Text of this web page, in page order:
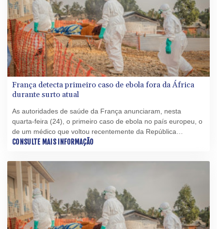
França detecta primeiro caso de ebola fora da África
durante surto atual
As autoridades de saúde da França anunciaram, nesta
quarta-feira (24), o primeiro caso de ebola no país europeu, o
de um médico que voltou recentemente da República
Democrática do Congo (RDC), onde avança uma epidemia
CONSULTE MAIS INFORMAÇÃO